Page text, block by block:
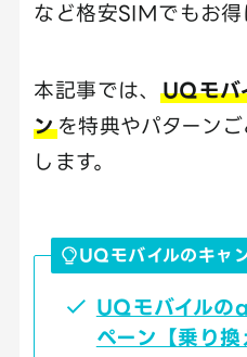
など格安SIMでもお得
本記事では、 UQモバ
ンを特典やパターン
します。
UQモバイルのキャ
UQモバイルの
ペーン【乗り換